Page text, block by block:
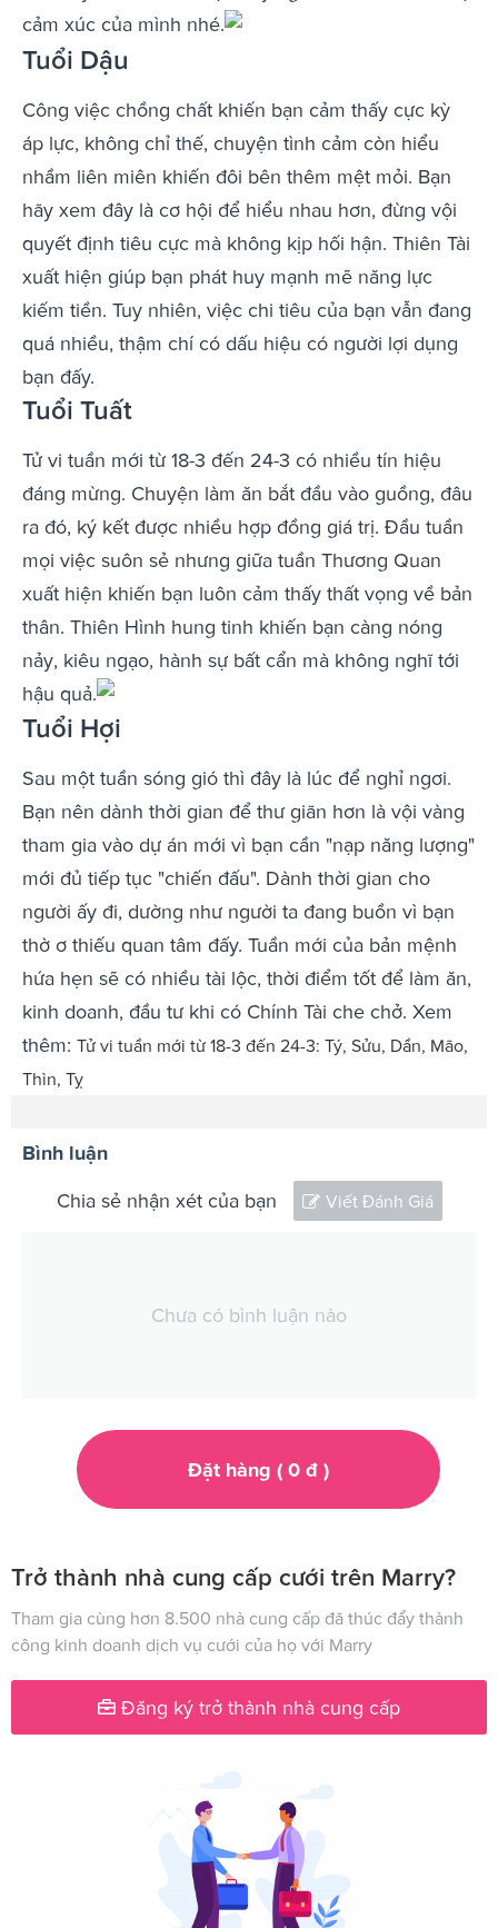
cảm xúc của mình nhé.
Tuổi Dậu
Công việc chồng chất khiến bạn cảm thấy cực kỳ
áp lực, không chỉ thế, chuyện tình cảm còn hiểu
nhầm liên miên khiến đôi bên thêm mệt mỏi. Bạn
hãy xem đây là cơ hội để hiểu nhau hơn, đừng vội
quyết định tiêu cực mà không kịp hối hận. Thiên Tài
xuất hiện giúp bạn phát huy mạnh mẽ năng lực
kiếm tiền. Tuy nhiên, việc chi tiêu của bạn vẫn đang
quá nhiều, thậm chí có dấu hiệu có người lợi dụng
bạn đấy.
Tuổi Tuất
Tử vi tuần mới từ 18-3 đến 24-3 có nhiều tín hiệu
đáng mừng. Chuyện làm ăn bắt đầu vào guồng, đâu
ra đó, ký kết được nhiều hợp đồng giá trị. Đầu tuần
mọi việc suôn sẻ nhưng giữa tuần Thương Quan
xuất hiện khiến bạn luôn cảm thấy thất vọng về bản
thân. Thiên Hình hung tinh khiến bạn càng nóng
nảy, kiêu ngạo, hành sự bất cẩn mà không nghĩ tới
hậu quả.
Tuổi Hợi
Sau một tuần sóng gió thì đây là lúc để nghỉ ngơi.
Bạn nên dành thời gian để thư giãn hơn là vội vàng
tham gia vào dự án mới vì bạn cần "nạp năng lượng"
mới đủ tiếp tục "chiến đấu". Dành thời gian cho
người ấy đi, dường như người ta đang buồn vì bạn
thờ ơ thiếu quan tâm đấy. Tuần mới của bản mệnh
hứa hẹn sẽ có nhiều tài lộc, thời điểm tốt để làm ăn,
kinh doanh, đầu tư khi có Chính Tài che chở. Xem
thêm: Tử vi tuần mới từ 18-3 đến 24-3: Tý, Sửu, Dần, Mão,
Thìn, Tỵ
Bình luận
Chia sẻ nhận xét của bạn Viết Đánh Giá
Chưa có bình luận nào
Đặt hàng ( 0đ )
Trở thành nhà cung cấp cưới trên Marry?
Tham gia cùng hơn 8.500 nhà cung cấp đã thúc đẩy thành
công kinh doanh dịch vụ cưới của họ với Marry
Đăng ký trở thành nhà cung cấp